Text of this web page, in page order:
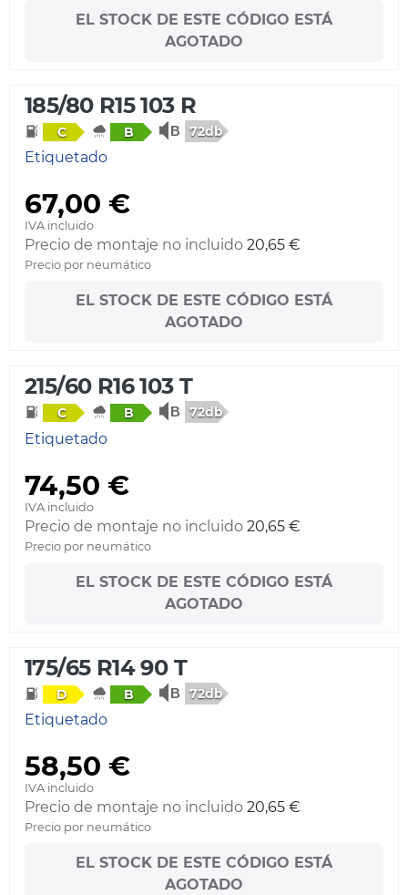
EL STOCK DE ESTE CÓDIGO ESTÁ
AGOTADO
185/80 R15 103 R
C B 72db
Etiquetado
67,00 €
IVA incluido
Precio de montaje no incluido 20,65 €
Precio por neumático
EL STOCK DE ESTE CÓDIGO ESTÁ
AGOTADO
215/60 R16 103 T
C B 72db
Etiquetado
74,50 €
IVA incluido
Precio de montaje no incluido 20,65 €
Precio por neumático
EL STOCK DE ESTE CÓDIGO ESTÁ
AGOTADO
175/65 R14 90 T
D B 72db
Etiquetado
58,50 €
IVA incluido
Precio de montaje no incluido 20,65 €
Precio por neumático
EL STOCK DE ESTE CÓDIGO ESTÁ
AGOTADO